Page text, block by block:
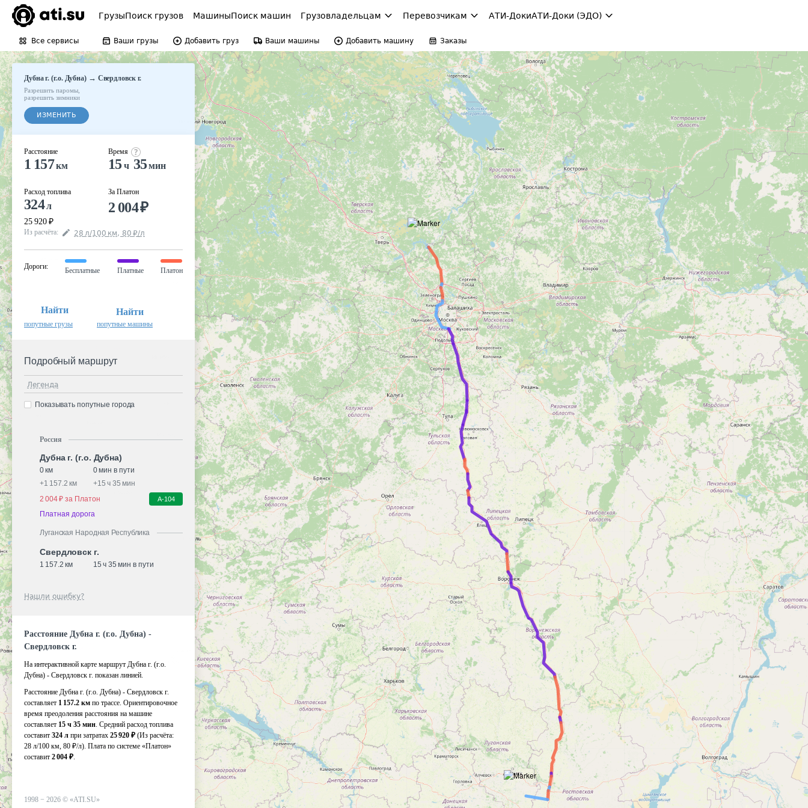
ГрузыПоиск грузов МашиныПоиск машин Грузовладельцам Перевозчикам АТИ-ДокиАТИ-Доки (ЭДО)
Все сервисы Ваши грузы Добавить груз Ваши машины Добавить машину Заказы
Дубна г. (г.о. Дубна)→ Свердловск г.
Разрешить паромы
разрешить зимники
ИЗМЕНИТЬ
Расстояние
1 157км
Расход топлива
324л
25 920 ₽
Время
15 ч 35 мин
За Платон
2 004₽
Из расчёта: 28 л/100 км, 80 ₽/л
Дороги:
Бесплатные Платные Платон
Найти
попутные грузы
Найти
попутные машины
Подробный маршрут
Легенда
Показывать попутные города
Россия
Дубна г. (г.о. Дубна)
0 км
0 мин в пути
+1 157.2 км +15 ч 35 мин
2 004 ₽ за Платон
А-104
Платная дорога
Луганская Народная Республика
Свердловск г.
1 157.2 км 15 ч 35 мин в пути
Нашли ошибку?
Расстояние Дубна г. (г.о. Дубна) -
Свердловск г.
На интерактивной карте маршрут Дубна г. (г.о.
Дубна) - Свердловск г. показан линией.
Расстояние Дубна г. (г.о. Дубна) - Свердловск г.
составляет 1 157.2 км по трассе. Ориентировочное
время преодоления расстояния на машине
составляет 15 ч 35 мин. Средний расход топлива
составит 324 л при затратах 25 920 ₽ (Из расчёта:
28 л/100 км, 80 ₽/л). Плата по системе «Платон»
составит 2 004 ₽.
1998 − 2026 © «ATI.SU»